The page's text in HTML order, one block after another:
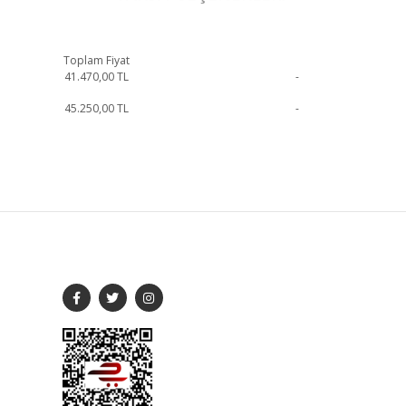
Toplam Fiyat
41.470,00TL -
45.250,00TL -